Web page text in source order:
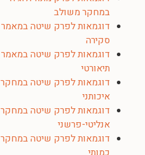
במחקר משולב
דוגמאות לפרק שיטה במאמר
סקירה
דוגמאות לפרק שיטה במאמר
תיאורטי
דוגמאות לפרק שיטה במחקר
איכותני
דוגמאות לפרק שיטה במחקר
אנליטי-פרשני
דוגמאות לפרק שיטה במחקר